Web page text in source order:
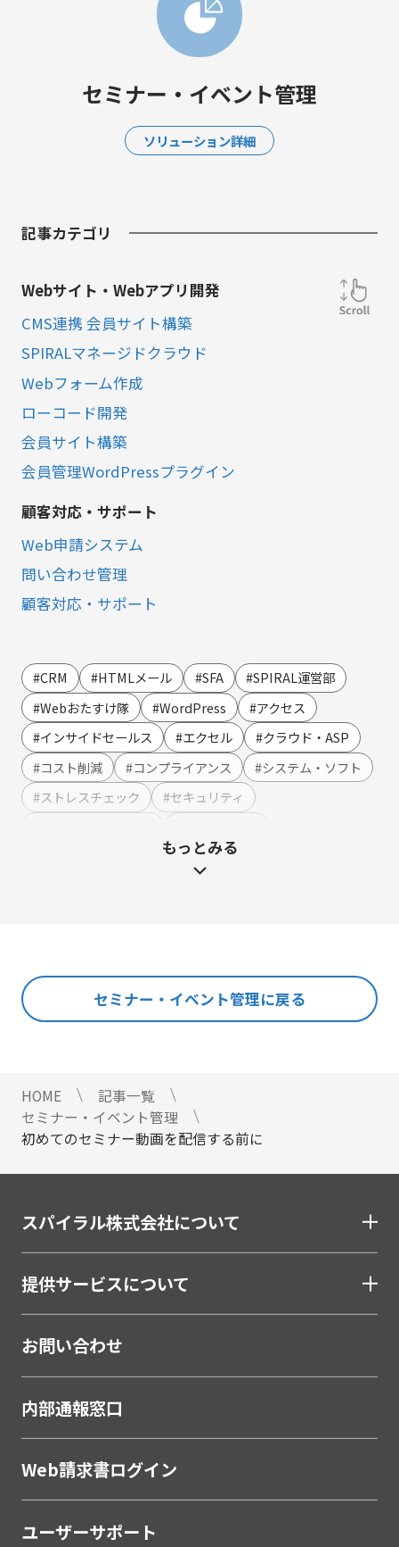
セミナー・イベント管理
ソリューション詳細
記事カテゴリ
Webサイト・Webアプリ開発
CMS連携 会員サイト構築
SPIRALマネージドクラウド
Webフォーム作成
ローコード開発
会員サイト構築
会員管理WordPressプラグイン
顧客対応・サポート
Web申請システム
問い合わせ管理
顧客対応・サポート
LINE連携
SMS連携
Webイベント（ウェビナー）オンライン受付管理
アンケート作成
セミナー・イベント管理
マーケティング運営支援
人事・総務・経理・IR
ストレスチェックサービス
安否確認サービス
給与明細電子化
金融（銀行・信用金庫・信用組合・JAバンク・保
割賦・クレジット申込電子化
口座開設ソリューション
相談会・来店予約システム
職域営業支援ソリューション
金融
学校・教育機関
メーカー・製造
販売代理店営業支援システム
製薬・医療
#CRM #HTMLメール #SFA
#SPIRAL運営部
#Webおたすけ隊
#WordPress
#アクセス
#インサイドセールス
#エクセル
#クラウド・ASP
#コスト削減
#コンプライアンス
#システム・ソフト
#ストレスチェック
#セキュリティ
#メーカー
#メリット・デメリット
#料金・費用
#業務効率化 #機能・仕組み
#法令
#無料 #総務 #連携
#選び方
もっとみる
セミナー・イベント管理に戻る
HOME
記事一覧
セミナー・イベント管理
初めてのセミナー動画を配信する前に
スパイラル株式会社について
提供サービスについて
お問い合わせ
内部通報窓口
Web請求書ログイン
ユーザーサポート